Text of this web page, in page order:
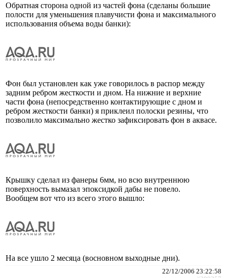
Обратная сторона одной из частей фона (сделаны большие
полости для уменьшения плавучисти фона и максимального
использования объема воды банки):
Фон был установлен как уже говорилось в распор между
задним ребром жесткости и дном. На нижние и верхние
части фона (непосредственно контактирующие с дном и
ребром жесткости банки) я приклеил полоски резины, что
позволило максимально жестко зафиксировать фон в аквасе.
Крышку сделал из фанеры 6мм, но всю внутреннюю
поверхность вымазал эпоксидкой дабы не повело.
Вообщем вот что из всего этого вышло:
На все ушло 2 месяца (восновном выходные дни).
22/12/2006 23:22:58